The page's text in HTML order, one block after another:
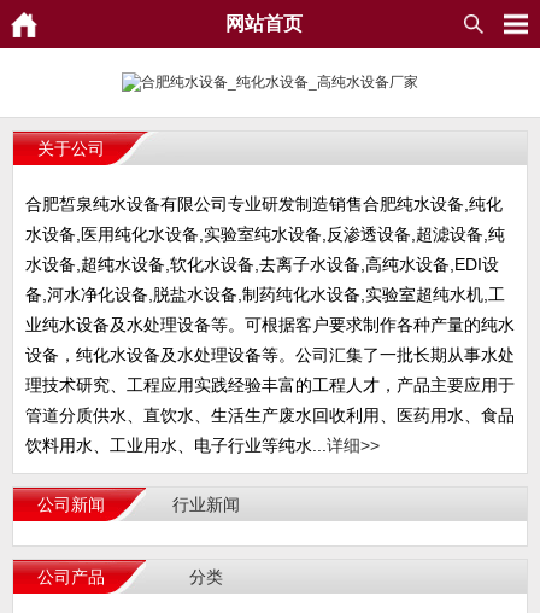
网站首页
关于公司
合肥皙泉纯水设备有限公司专业研发制造销售合肥纯水设备,纯化
水设备,医用纯化水设备,实验室纯水设备,反渗透设备,超滤设备,纯
水设备,超纯水设备,软化水设备,去离子水设备,高纯水设备,EDI设
备,河水净化设备,脱盐水设备,制药纯化水设备,实验室超纯水机,工
业纯水设备及水处理设备等。可根据客户要求制作各种产量的纯水
设备，纯化水设备及水处理设备等。公司汇集了一批长期从事水处
理技术研究、工程应用实践经验丰富的工程人才，产品主要应用于
管道分质供水、直饮水、生活生产废水回收利用、医药用水、食品
饮料用水、工业用水、电子行业等纯水... 详细>>
公司新闻 行业新闻
公司产品 分类